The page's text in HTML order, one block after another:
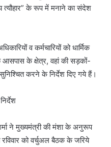
त्यौहार” के रूप में मनाने का संदेश
व कर्मचारियों को धार्मिक
आसपास के क्षेत्र, वहां की सड़कों-
करने के निर्देश दिए गये हैं।
ने मुख्यमंत्री की मंशा के अनुरूप
रविवार को वर्चुअल बैठक के जरिये